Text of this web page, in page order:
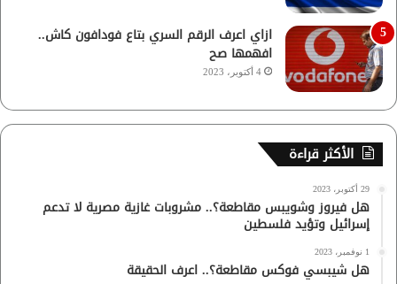
ازاي اعرف الرقم السري بتاع فودافون كاش..
افهمها صح
4 أكتوبر، 2023
الأكثر قراءة
29 أكتوبر، 2023
هل فيروز وشويبس مقاطعة؟.. مشروبات غازية مصرية لا تدعم
إسرائيل وتؤيد فلسطين
1 نوفمبر، 2023
هل شيبسي فوكس مقاطعة؟.. اعرف الحقيقة